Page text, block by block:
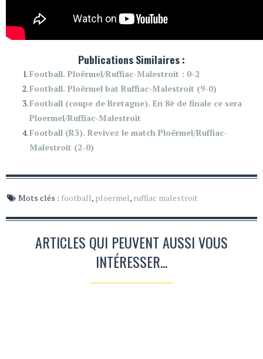
Publications Similaires :
Football. Ploërmel/Ruffiac-Malestroit : 0-2
Football. Ploërmel bat Ruffiac-Malestroit (9-0)
Football (coupe de Bretagne). En 8è de finale ce sera
Ploermel/Ruffiac-Malestroit
Football (R3). Revivez le match Ploërmel/Ruffiac-
Malestroit (2-0)
Mots clés : football, ploermel, ruffiac malestroit
ARTICLES QUI PEUVENT AUSSI VOUS
INTÉRESSER...